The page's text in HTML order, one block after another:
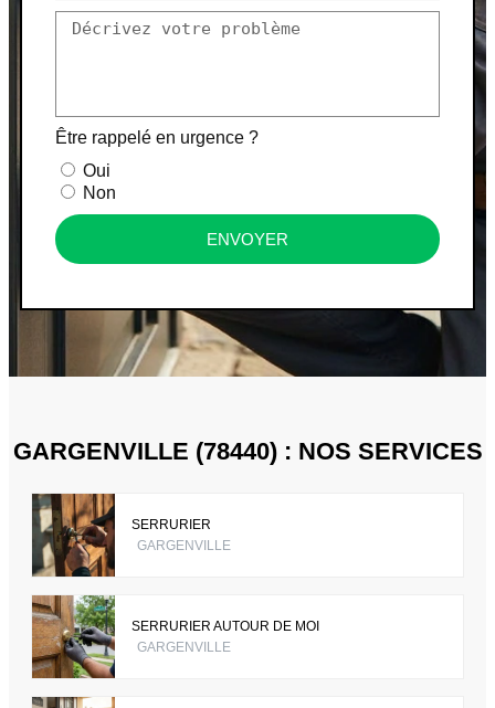
Être rappelé en urgence ?
Oui
Non
ENVOYER
GARGENVILLE (78440) : NOS SERVICES
SERRURIER
GARGENVILLE
SERRURIER AUTOUR DE MOI
GARGENVILLE